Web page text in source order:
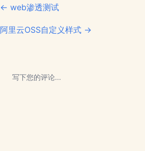
← web渗透测试
阿里云OSS自定义样式 →